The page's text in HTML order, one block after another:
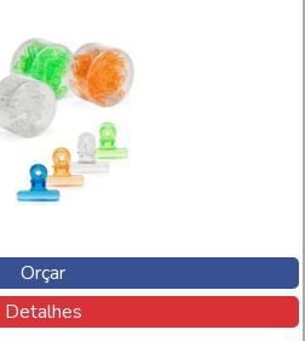
Orçar
Detalhes